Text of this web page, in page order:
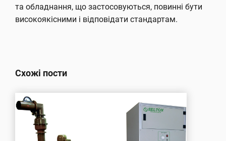
та обладнання, що застосовуються, повинні бути
високоякісними і відповідати стандартам.
Схожі пости